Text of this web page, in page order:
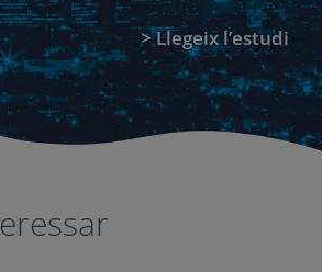
educativa,
clau per a una
de qualitat en
d’experts de